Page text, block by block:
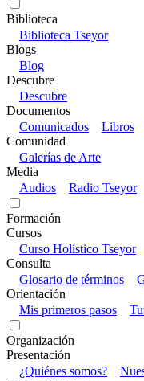
Biblioteca
Biblioteca Tseyor
Blogs
Blog
Descubre
Descubre
Documentos
Comunicados
Libros
Comunidad
Galerías de Arte
Media
Audios
Radio Tseyor
Formación
Cursos
Curso Holístico Tseyor
Consulta
Glosario de términos
Orientación
Mis primeros pasos
Organización
Presentación
¿Quiénes somos?